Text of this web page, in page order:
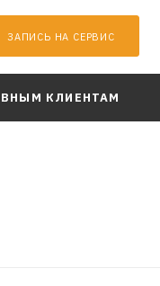
ЗАПИСЬ НА СЕРВИС
КЛИЕНТАМ